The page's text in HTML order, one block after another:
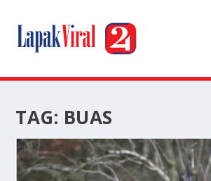
TAG: BUAS